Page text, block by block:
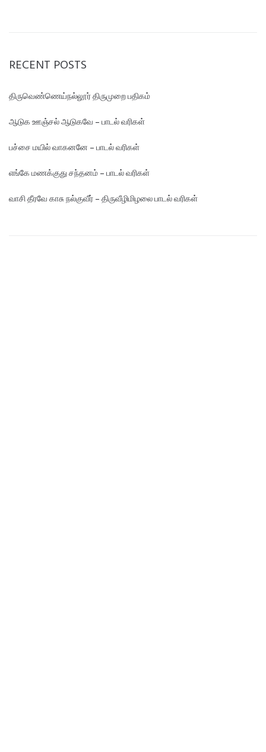
RECENT POSTS
திருவெண்ணெய்நல்லூர் திருமுறை பதிகம்
ஆடுக ஊஞ்சல் ஆடுகவே – பாடல் வரிகள்
பச்சை மயில் வாகனனே – பாடல் வரிகள்
எங்கே மண‌க்குது சந்தனம் – பாடல் வரிகள்
வாசி தீரவே காசு நல்குவீர் – திருவீழிமிழலை பாடல் வரிகள்